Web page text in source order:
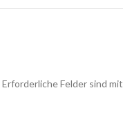
Erforderliche Felder sind mit